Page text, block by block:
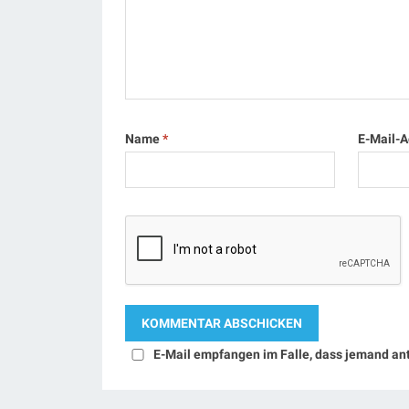
Name* E-Mail-
E-Mail empfangen im Falle, dass jemand